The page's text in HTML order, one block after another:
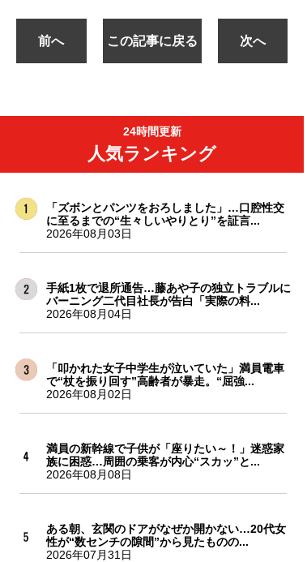
前へ この記事に戻る 次へ
24時間更新
人気ランキング
「ズボンとパンツをおろしました」…口腔性交
に至るまでの“生々しいやりとり”を証言...
2026年08月03日
手紙1枚で退所通告…藤あや子の独立トラブルに
バーニング二代目社長が告白「実際の料...
2026年08月04日
「叩かれた女子中学生が泣いていた」満員電車
で“杖を振り回す”高齢者が暴走。“屈強...
2026年08月02日
満員の新幹線で子供が「座りたい～！」迷惑家
族に困惑…周囲の乗客が内心“スカッ”と...
2026年08月08日
ある朝、玄関のドアがなぜか開かない…20代女
性が“数センチの隙間”から見たものの...
2026年07月31日